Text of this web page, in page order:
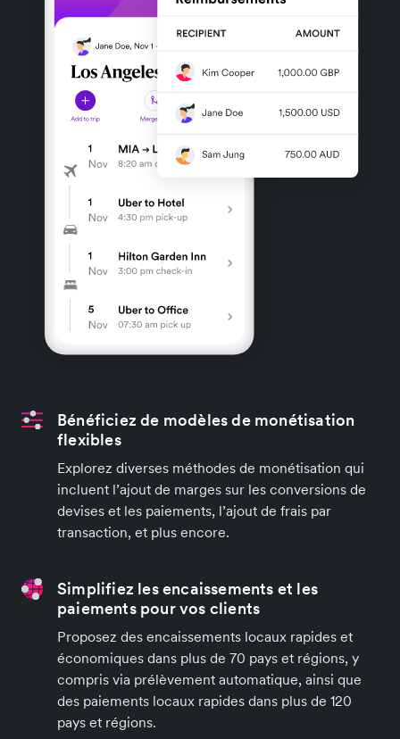
Bénéficiez de modèles de monétisation
flexibles
Explorez diverses méthodes de monétisation qui
incluent l’ajout de marges sur les conversions de
devises et les paiements, l’ajout de frais par
transaction, et plus encore.
Simplifiez les encaissements et les
paiements pour vos clients
Proposez des encaissements locaux rapides et
économiques dans plus de 70 pays et régions, y
compris via prélèvement automatique, ainsi que
des paiements locaux rapides dans plus de 120
pays et régions.